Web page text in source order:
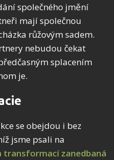
společného jmění
mají společnou
růžovým sadem.
nebudou čekat
splacením
je.
se obejdou i bez
jsme psali na
transformací zanedbaná